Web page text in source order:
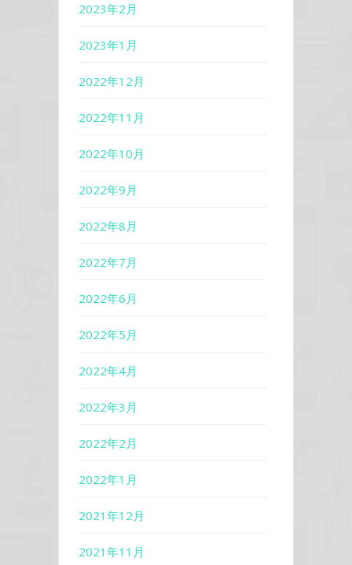
2023年2月
2023年1月
2022年12月
2022年11月
2022年10月
2022年9月
2022年8月
2022年7月
2022年6月
2022年5月
2022年4月
2022年3月
2022年2月
2022年1月
2021年12月
2021年11月